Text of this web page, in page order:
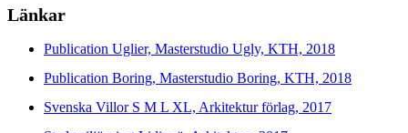
Länkar
Publication Uglier, Masterstudio Ugly, KTH, 2018
Publication Boring, Masterstudio Boring, KTH, 2018
Svenska Villor S M L XL, Arkitektur förlag, 2017